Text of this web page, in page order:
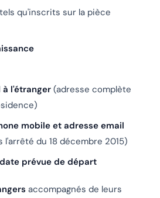
tels qu'inscrits sur la pièce
l'étranger (adresse complète
mobile et adresse email
du 18 décembre 2015)
prévue de départ
accompagnés de leurs